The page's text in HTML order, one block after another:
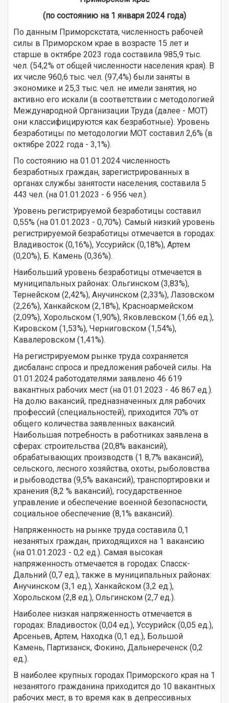
(по состоянию на 1 января 2024 года)
По данным Приморскстата, численность рабочей
силы в Приморском крае в возрасте 15 лет и
старше в октябре 2023 года составила 985,9 тыс.
чел. (54,2% от общей численности населения края). В
их числе 960,6 тыс. чел. (97,4%) были заняты в
экономике и 25,3 тыс. чел. не имели занятия, но
активно его искали (в соответствии с методологией
Международной Организации Труда (далее - МОТ)
они классифицируются как безработные). Уровень
безработицы по методологии МОТ составил 2,6% (в
октябре 2022 года - 3,1%).
По состоянию на 01.01.2024 численность
безработных граждан, зарегистрированных в
органах службы занятости населения, составила 5
443 чел. (на 01.01.2023 - 6 956 чел.).
Уровень регистрируемой безработицы составил
0,55% (на 01.01.2023 - 0,70%). Самый низкий уровень
регистрируемой безработицы отмечается в городах:
Владивосток (0,16%), Уссурийск (0,18%), Артем
(0,20%), Б. Камень (0,36%).
Наибольший уровень безработицы отмечается в
муниципальных районах: Ольгинском (3,83%),
Тернейском (2,42%), Анучинском (2,33%), Лазовском
(2,26%), Ханкайском (2,18%), Красноармейском
(2,09%), Хорольском (1,90%), Яковлевском (1,66 ед.),
Кировском (1,53%), Черниговском (1,54%),
Кавалеровском (1,41%).
На регистрируемом рынке труда сохраняется
дисбаланс спроса и предложения рабочей силы. На
01.01.2024 работодателями заявлено 46 619
вакантных рабочих мест (на 01.01.2023 - 46 867 ед.).
На долю вакансий, предназначенных для рабочих
профессий (специальностей), приходится 70% от
общего количества заявленных вакансий.
Наибольшая потребность в работниках заявлена в
сферах: строительства (20,8% вакансий),
обрабатывающих производств (1 8,7% вакансий),
сельского, лесного хозяйства, охоты, рыболовства
и рыбоводства (9,5% вакансий), транспортировки и
хранения (8,2 % вакансий), государственное
управление и обеспечение военной безопасности,
социальное обеспечение (8,1% вакансий).
Напряженность на рынке труда составила 0,1
незанятых граждан, приходящихся на 1 вакансию
(на 01.01.2023 - 0,2 ед.). Самая высокая
напряженность отмечается в городах: Спасск-
Дальний (0,7 ед.), также в муниципальных районах:
Анучинском (3,1 ед.), Ханкайском (3,2 ед.),
Хорольском (2,8 ед.), Ольгинском (2,7 ед.).
Наиболее низкая напряженность отмечается в
городах: Владивосток (0,04 ед.), Уссурийск (0,05 ед.),
Арсеньев, Артем, Находка (0,1 ед.), Большой
Камень, Партизанск, Фокино, Дальнереченск (0,2
ед.).
В наиболее крупных городах Приморского края на 1
незанятого гражданина приходится до 10 вакантных
рабочих мест, в то время как в депрессивных